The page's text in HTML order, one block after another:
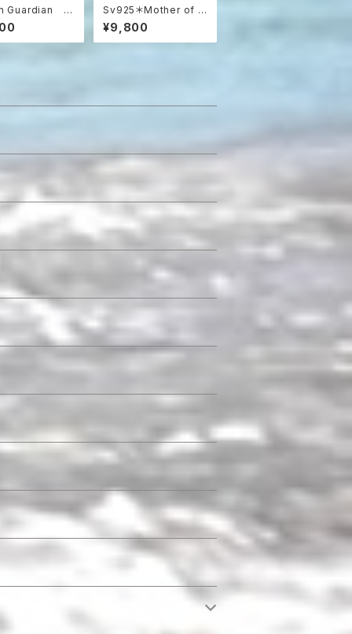
Guardian ウ
泳ぐ楽園のブレ
（ゆったりサイ
Sv925＊Mother of P
earl & Coral Ocean
Necklace
¥9,800